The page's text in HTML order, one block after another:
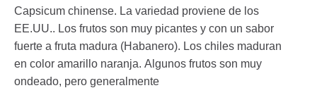
Capsicum chinense. La variedad proviene de los
EE.UU.. Los frutos son muy picantes y con un sabor
fuerte a fruta madura (Habanero). Los chiles maduran
en color amarillo naranja. Algunos frutos son muy
ondeado, pero generalmente